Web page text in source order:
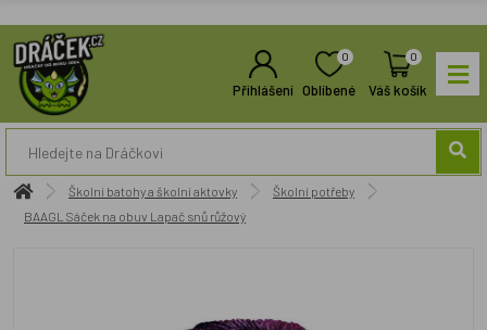
Přihlášení
0
Oblíbené
0
Váš košík
Školní batohy a školní aktovky
Školní potřeby
BAAGL Sáček na obuv Lapač snů růžový